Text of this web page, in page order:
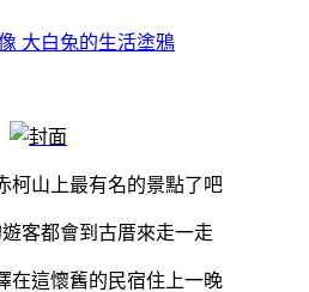
大白兔的生活塗鴉
柯山上最有名的景點了吧
客都會到古厝來走一走
在這懷舊的民宿住上一晚